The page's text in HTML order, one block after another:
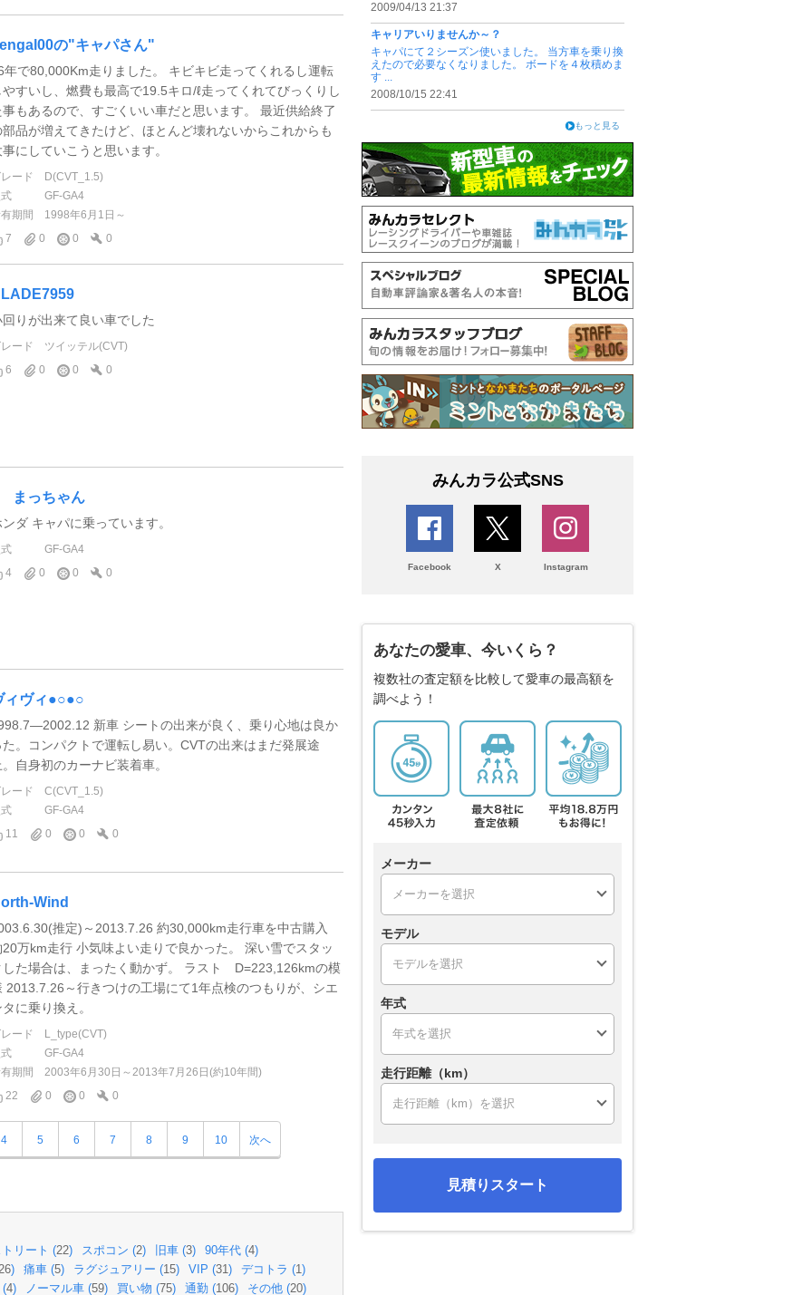
の"キャパさん"
年で80,000Km走りました。 キビキビ走ってくれるし運転
やすいし、燃費も最高で19.5キロ/ℓ走ってくれてびっくりし
事もあるので、すごくいい車だと思います。 最近供給終了
部品が増えてきたけど、ほとんど壊れないからこれからも
にしていこうと思います。
ード
D(CVT_1.5)
GF-GA4
期間
1998年6月1日～
7
0 0 0
回りが出来て良い車でした
ード
ツイッテル(CVT)
6
0 0 0
まっちゃん
ダ キャパに乗っています。
GF-GA4
4
0 0 0
ィヴィ●○●○
新車 シートの出来が良く、乗り心地は良か
た。コンパクトで運転し易い。CVTの出来はまだ発展途
自身初のカーナビ装着車。
ード
C(CVT_1.5)
GF-GA4
11
0 0 0
Wind
推定)～2013.7.26 約30,000km走行車を中古購入
20万km走行 小気味よい走りで良かった。 深い雪でスタッ
した場合は、まったく動かず。 ラスト D=223,126kmの模
2013.7.26～行きつけの工場にて1年点検のつもりが、シエ
に乗り換え。
ード
L_type(CVT)
GF-GA4
期間
2003年6月30日～2013年7月26日(約10年間)
22
0 0 0
4 5 6 7 8 9 10 次へ
リート (22) スポコン (2) 旧車 (3) 90年代 (4)
) 痛車 (5) ラグジュアリー (15) VIP (31) デコトラ (1)
(4) ノーマル車 (59) 買い物 (75) 通勤 (106) その他 (20)
2009/04/13 21:37
キャリアいりませんか～？
キャパにて２シーズン使いました。 当方車を乗り換
えたので必要なくなりました。 ボードを４枚積めま
す ...
2008/10/15 22:41
もっと見る
みんカラ公式SNS
Facebook X Instagram
あなたの愛車、今いくら？
複数社の査定額を比較して愛車の最高額を
調べよう！
メーカー
モデル
年式
走行距離（km）
見積りスタート